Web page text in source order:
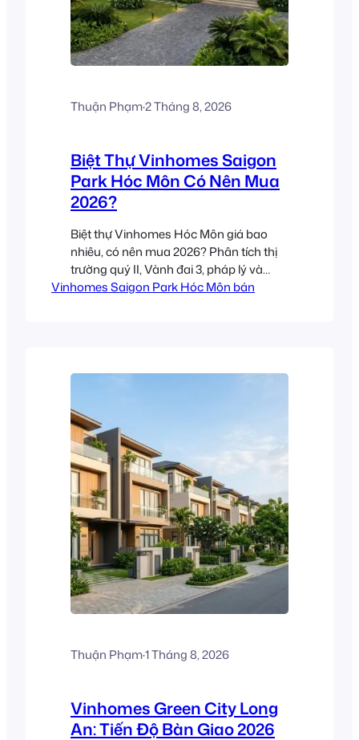
Thuận Phạm·2 Tháng 8, 2026
Biệt Thự Vinhomes Saigon
Park Hóc Môn Có Nên Mua
2026?
Biệt thự Vinhomes Hóc Môn giá bao
nhiêu, có nên mua 2026? Phân tích thị
trường quý II, Vành đai 3, pháp lý và
bảng giá tham khảo.
Vinhomes Saigon Park Hóc Môn bán
Thuận Phạm·1 Tháng 8, 2026
Vinhomes Green City Long
An: Tiến Độ Bàn Giao 2026